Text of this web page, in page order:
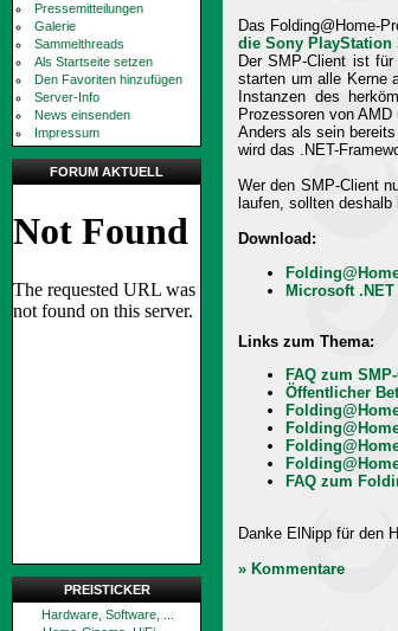
Pressemitteilungen
Galerie
Sammelthreads
Als Startseite setzen
Den Favoriten hinzufügen
Server-Info
News einsenden
Impressum
FORUM AKTUELL
PREISTICKER
Hardware, Software, ...
Das Folding@Home-
die Sony PlayStation
Der SMP-Client ist
starten um alle Kerne
Instanzen des
Prozessoren von
Anders als sein
wird das .NET-
Wer den SMP-Client
laufen, sollten
Download:
Microsoft
Links zum Thema:
FAQ zum
Öffentlicher
FAQ zum
Danke ElNipp für den
» Kommentare